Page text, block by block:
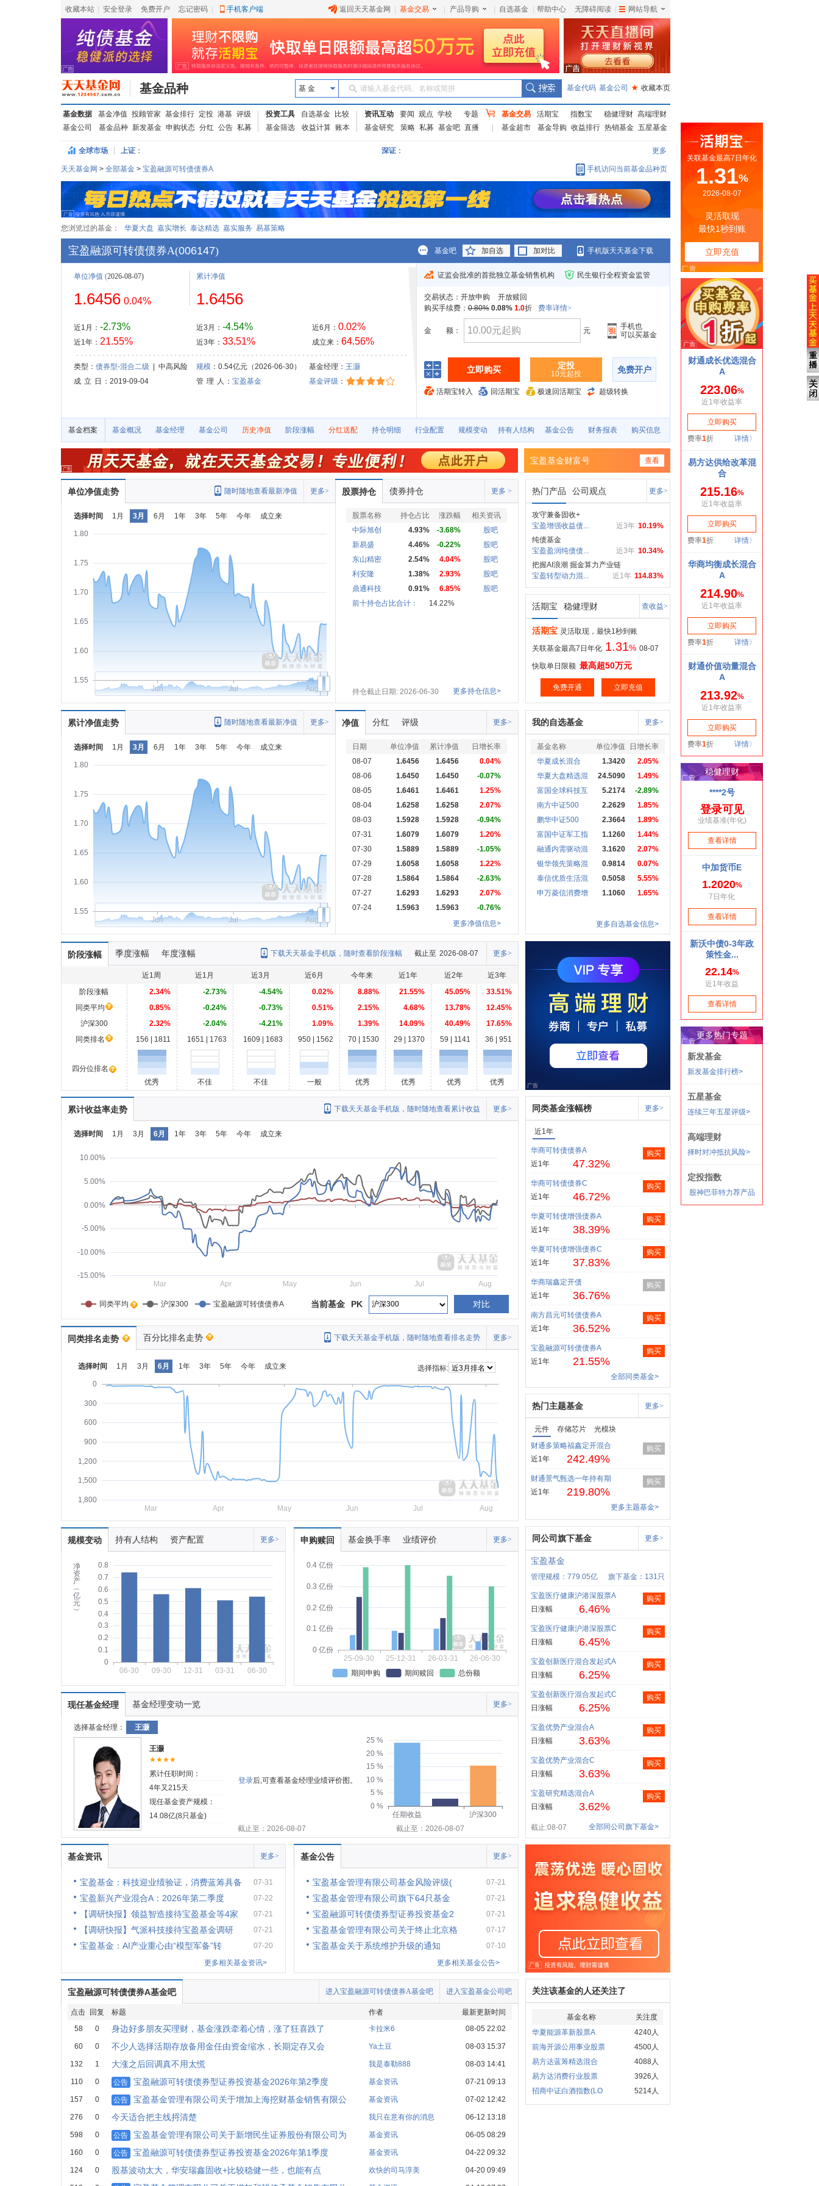
收藏本站 安全登录 免费开户 忘记密码 手机客户端 返回天天基金网 基金交易 产品导购 自选基金 帮助中心 无障碍阅读 网站导航
基金品种 基 金 请输入基金代码、名称或简拼 基金代码 基金公司 ★ 收藏本页
基金数据 基金净值 投顾管家 基金排行 定投 港基 评级
基金公司
基金品种 新发基金 申购状态 分红 公告 私募
投资工具 自选基金
比较
基金筛选
收益计算 账本
资讯互动 要闻 观点 学校
专题
基金研究
策略 私募 基金吧 直播
基金交易 活期宝 指数宝 稳健理财 高端理财
基金超市
基金导购 收益排行 热销基金 五星基金
全球市场 上证： 深证： 更多
天天基金网 > 全部基金 > 宝盈融源可转债债券A 手机访问当前基金品种页
您浏览过的基金： 华夏大盘 嘉实增长 泰达精选 嘉实服务 易基策略
宝盈融源可转债债券A(006147) 基金吧 加自选 加对比 手机版天天基金下载
单位净值 (2026-08-07)
1.6456 0.04%
近1月： -2.73%
近1年： 21.55%
累计净值
1.6456
近3月： -4.54%
近3年： 33.51%
近6月： 0.02%
成立来： 64.56%
类型： 债券型-混合二级 | 中高风险 规模：0.54亿元（2026-06-30） 基金经理： 王灏
成 立 日
：2019-09-04 管 理 人 ： 宝盈基金 基金评级 ：
证监会批准的首批独立基金销售机构 民生银行全程资金监管
交易状态： 开放申购
开放赎回
购买手续费：0.80% 0.08% 1.0折 费率详情>
金 额： 元
手机也
可以买基金
立即购买 定投
10元起投 免费开户
活期宝转入 回活期宝 极速回活期宝 超级转换
基金档案 基金概况 基金经理 基金公司 历史净值 阶段涨幅 分红送配 持仓明细 行业配置 规模变动 持有人结构 基金公告 财务报表 购买信息
宝盈基金财富号 查看
单位净值走势 更多>
随时随地查看最新净值
选择时间 1月 3月 6月 1年 3年 5年 今年 成立来
1.55
1.60
1.65
1.70
1.75
1.80
Jun Jul Aug
股票持仓 债券持仓 更多 >
股票名称 持仓占比 涨跌幅
相关资讯
中际旭创
4.93% -3.68%
股吧
新易盛
4.46% -0.22%
股吧
东山精密
2.54% 4.04%
股吧
利安隆
1.38% 2.93%
股吧
鼎通科技
0.91% 6.85%
股吧
前十持仓占比合计：
14.22%
持仓截止日期: 2026-06-30 更多持仓信息>
热门产品 公司观点 更多>
攻守兼备固收+
10.19%
近3年
宝盈增强收益债...
纯债基金
10.34%
近3年
宝盈盈润纯债债...
把握AI浪潮 掘金算力产业链
114.83%
近1年
宝盈转型动力混...
活期宝 稳健理财 查收益>
活期宝 灵活取现，最快1秒到账
关联基金最高7日年化 1.31% 08-07
快取单日限额 最高超50万元
免费开通 立即充值
累计净值走势 更多>
随时随地查看最新净值
选择时间 1月 3月 6月 1年 3年 5年 今年 成立来
1.55
1.60
1.65
1.70
1.75
1.80
Jun Jul Aug
净值 分红 评级 更多>
日期 单位净值 累计净值
日增长率
08-07
1.6456 1.6456
0.04%
08-06
1.6450 1.6450
-0.07%
08-05
1.6461 1.6461
1.25%
08-04
1.6258 1.6258
2.07%
08-03
1.5928 1.5928
-0.94%
07-31
1.6079 1.6079
1.20%
07-30
1.5889 1.5889
-1.05%
07-29
1.6058 1.6058
1.22%
07-28
1.5864 1.5864
-2.63%
07-27
1.6293 1.6293
2.07%
07-24
1.5963 1.5963
-0.76%
更多净值信息>
我的自选基金 更多>
基金名称 单位净值
日增长率
华夏成长混合
1.3420
2.05%
华夏大盘精选混
24.5090
1.49%
富国全球科技互
5.2174
-2.89%
南方中证500
2.2629
1.85%
鹏华中证500
2.3664
1.89%
富国中证军工指
1.1260
1.44%
融通内需驱动混
3.1620
2.07%
银华领先策略混
0.9814
0.07%
泰信优质生活混
0.5058
5.55%
申万菱信消费增
1.1060 1.65%
更多自选基金信息>
阶段涨幅 季度涨幅 年度涨幅 更多>
截止至 2026-08-07
下载天天基金手机版，随时查看阶段涨幅
近1周 近1月 近3月 近6月 今年来 近1年 近2年
近3年
阶段涨幅
2.34% -2.73% -4.54% 0.02% 8.88% 21.55% 45.05%
33.51%
同类平均
0.85% -0.24% -0.73% 0.51% 2.15% 4.68% 13.78%
12.45%
沪深300
2.32% -2.04% -4.21% 1.09% 1.39% 14.09% 40.49%
17.65%
同类排名
156 | 1811 1651 | 1763 1609 | 1683 950 | 1562 70 | 1530 29 | 1370 59 | 1141 36 | 951
四分位排名
优秀
不佳 不佳 一般 优秀 优秀 优秀 优秀
累计收益率走势 更多>
下载天天基金手机版，随时随地查看累计收益
选择时间 1月 3月 6月 1年 3年 5年 今年 成立来
-15.00%
-10.00%
-5.00%
0.00%
5.00%
10.00%
Mar Apr May Jun Jul Aug
同类平均 沪深300 宝盈融源可转债债券A 对比
PK
当前基金
同类排名走势 百分比排名走势 更多>
下载天天基金手机版，随时随地查看排名走势
选择时间 1月 3月 6月 1年 3年 5年 今年 成立来
选择指标:
0
300
600
900
1,200
1,500
1,800
Mar
Apr May Jun Jul Aug
规模变动 持有人结构 资产配置 更多>
净
资
产
︵
亿
元
︶
0
0.1
0.2
0.3
0.4
0.5
0.6
0.7
0.8
06-30 09-30 12-31 03-31 06-30
申购赎回 基金换手率 业绩评价 更多>
0 亿份
0.1 亿份
0.2 亿份
0.3 亿份
0.4 亿份
25-09-30 25-12-31 26-03-31
26-06-30
期间申购
期间赎回 总份额
现任基金经理 基金经理变动一览 更多>
选择基金经理： 王灏
王灏
★★★★
累计任职时间：
4年又215天
现任基金资产规模：
14.08亿(8只基金)
登录后,可查看基金经理业绩评价图。
0 %
5 %
10 %
15 %
20 %
25 %
任期收益
沪深300
截止至：2026-08-07
截止至：2026-08-07
基金资讯 更多>
宝盈基金：科技迎业绩验证，消费蓝筹具备 07-31
宝盈新兴产业混合A：2026年第二季度 07-22
【调研快报】领益智造接待宝盈基金等4家 07-21
【调研快报】气派科技接待宝盈基金调研 07-21
宝盈基金：AI产业重心由“模型军备”转
07-20
更多相关基金资讯>
基金公告 更多>
宝盈基金管理有限公司基金风险评级( 07-21
宝盈基金管理有限公司旗下64只基金 07-21
宝盈融源可转债债券型证券投资基金2 07-21
宝盈基金管理有限公司关于终止北京格 07-17
宝盈基金关于系统维护升级的通知
07-10
更多相关基金公告>
宝盈融源可转债债券A基金吧 进入宝盈基金公司吧
进入宝盈融源可转债债券A基金吧
点击 回复 标题 作者
最新更新时间
58
0 身边好多朋友买理财，基金涨跌牵着心情，涨了狂喜跌了 卡拉米6 08-05 22:02
60 0 不少人选择活期存放备用金任由资金缩水，长期定存又会 Ya土豆 08-03 15:37
132 1 大涨之后回调真不用太慌 我是泰勒888 08-03 14:41
110 0 公告 宝盈融源可转债债券型证券投资基金2026年第2季度 基金资讯 07-21 09:13
157 0 公告 宝盈基金管理有限公司关于增加上海挖财基金销售有限公 基金资讯 07-02 12:42
276 0 今天适合把主线捋清楚 我只在意有你的消息 06-12 13:18
598 0 公告 宝盈基金管理有限公司关于新增民生证券股份有限公司为 基金资讯 06-05 08:29
160 0 公告 宝盈融源可转债债券型证券投资基金2026年第1季度 基金资讯 04-22 09:32
124 0 股基波动太大，华安瑞鑫固收+比较稳健一些，也能有点 欢快的司马淳美 04-20 09:49
同类基金涨幅榜 更多>
近1年
华商可转债债券A
近1年
47.32%
购买
华商可转债债券C
近1年
46.72%
购买
华夏可转债增强债券A
近1年
38.39%
购买
华夏可转债增强债券C
近1年
37.83%
购买
华商瑞鑫定开债
近1年
36.76%
购买
南方昌元可转债债券A
近1年
36.52%
购买
宝盈融源可转债债券A
近1年
21.55%
购买
全部同类基金>
热门主题基金 更多>
元件 存储芯片
光模块
财通多策略福鑫定开混合
近1年
242.49%
购买
财通景气甄选一年持有期
近1年
219.80%
购买
更多主题基金>
同公司旗下基金 更多>
宝盈基金
管理规模：779.05亿 旗下基金：131只
宝盈医疗健康沪港深股票A
日涨幅
6.46%
购买
宝盈医疗健康沪港深股票C
日涨幅
6.45%
购买
宝盈创新医疗混合发起式A
日涨幅
6.25%
购买
宝盈创新医疗混合发起式C
日涨幅
6.25%
购买
宝盈优势产业混合A
日涨幅
3.63%
购买
宝盈优势产业混合C
日涨幅
3.63%
购买
宝盈研究精选混合A
日涨幅
3.62%
购买
截止:08-07 全部同公司旗下基金>
关注该基金的人还关注了
基金名称
关注度
华夏能源革新股票A
4240人
前海开源公用事业股票
4500人
易方达蓝筹精选混合
4088人
易方达消费行业股票
3926人
招商中证白酒指数(LO
5214人